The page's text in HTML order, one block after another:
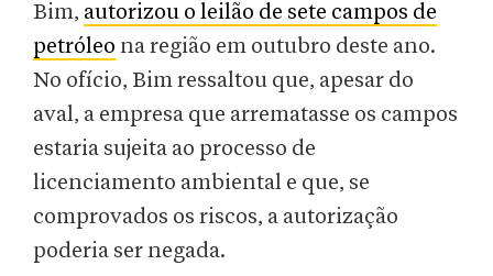
Bim, autorizou o leilão de sete campos de
petróleo na região em outubro deste ano.
No ofício, Bim ressaltou que, apesar do
aval, a empresa que arrematasse os campos
estaria sujeita ao processo de
licenciamento ambiental e que, se
comprovados os riscos, a autorização
poderia ser negada.